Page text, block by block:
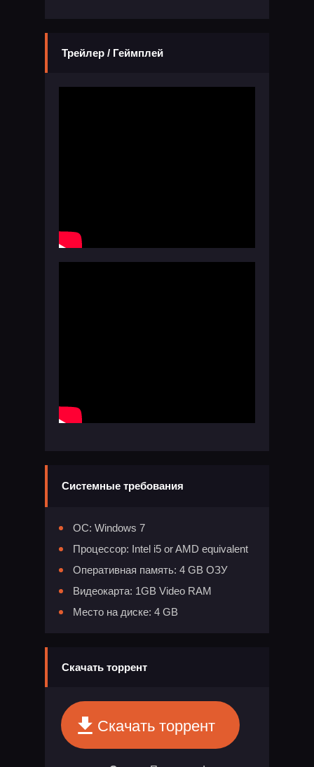
Трейлер / Геймплей
Системные требования
ОС: Windows 7
Процессор: Intel i5 or AMD equivalent
Оперативная память: 4 GB ОЗУ
Видеокарта: 1GB Video RAM
Место на диске: 4 GB
Скачать торрент
Скачать торрент